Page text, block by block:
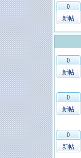
0
新帖
0
新帖
0
新帖
0
新帖